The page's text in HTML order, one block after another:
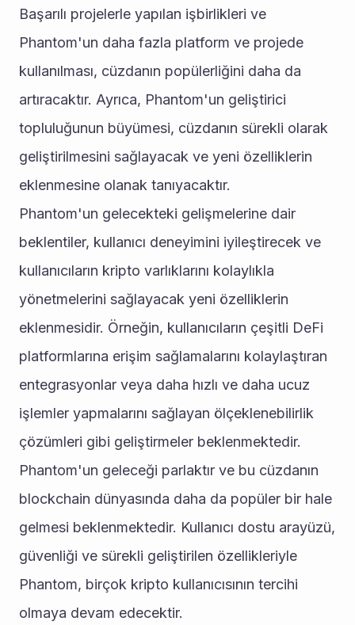
Başarılı projelerle yapılan işbirlikleri ve
Phantom'un daha fazla platform ve projede
kullanılması, cüzdanın popülerliğini daha da
artıracaktır. Ayrıca, Phantom'un geliştirici
topluluğunun büyümesi, cüzdanın sürekli olarak
geliştirilmesini sağlayacak ve yeni özelliklerin
eklenmesine olanak tanıyacaktır.
Phantom'un gelecekteki gelişmelerine dair
beklentiler, kullanıcı deneyimini iyileştirecek ve
kullanıcıların kripto varlıklarını kolaylıkla
yönetmelerini sağlayacak yeni özelliklerin
eklenmesidir. Örneğin, kullanıcıların çeşitli DeFi
platformlarına erişim sağlamalarını kolaylaştıran
entegrasyonlar veya daha hızlı ve daha ucuz
işlemler yapmalarını sağlayan ölçeklenebilirlik
çözümleri gibi geliştirmeler beklenmektedir.
Phantom'un geleceği parlaktır ve bu cüzdanın
blockchain dünyasında daha da popüler bir hale
gelmesi beklenmektedir. Kullanıcı dostu arayüzü,
güvenliği ve sürekli geliştirilen özellikleriyle
Phantom, birçok kripto kullanıcısının tercihi
olmaya devam edecektir.